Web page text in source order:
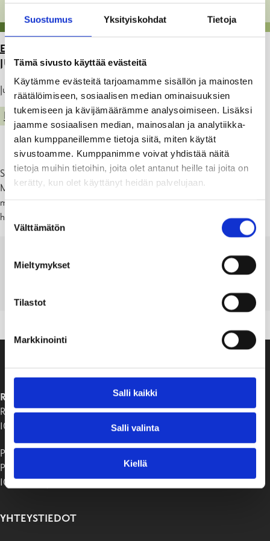
Suostumus Yksityiskohdat Tietoja
Tämä sivusto käyttää evästeitä
Käytämme evästeitä tarjoamamme sisällön ja mainosten
räätälöimiseen, sosiaalisen median ominaisuuksien
tukemiseen ja kävijämäärämme analysoimiseen. Lisäksi
jaamme sosiaalisen median, mainosalan ja analytiikka-
alan kumppaneillemme tietoja siitä, miten käytät
sivustoamme. Kumppanimme voivat yhdistää näitä
tietoja muihin tietoihin, joita olet antanut heille tai joita on
kerätty, kun olet käyttänyt heidän palvelujaan.
valinta
Välttämätön
Mieltymykset
Tilastot
Markkinointi
Salli kaikki
Salli valinta
Kiellä
ETUSIVU
JUHLA MUSTION LINNALLA 18.7.2026
Julkaistu: 18.06.26
MELULUVAT
Svartå Gård Oy on ilmoittanut ulkona pidettävästä yksityisjuhlasta
Mustion Linnalla 18.7.2026. Musiikki voi olla äänekäs: ilmoituksen
mukaan n. 95 dB(A) 10 metriä vahvistimista, mutta sen tulee
hiljentyä viimeistään klo. 24.
SLOTT_2026
RAASEPORIN KAUPUNKI
Raaseporintie 37
10650 Tammisaari
Postiosoite:
PB 58
10611 Raasepori
YHTEYSTIEDOT